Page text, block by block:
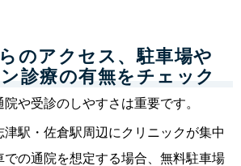
のアクセス、駐車場や
診療の有無をチェック
や受診のしやすさは重要です。
津駅・佐倉駅周辺にクリニックが集中
での通院を想定する場合、無料駐車場